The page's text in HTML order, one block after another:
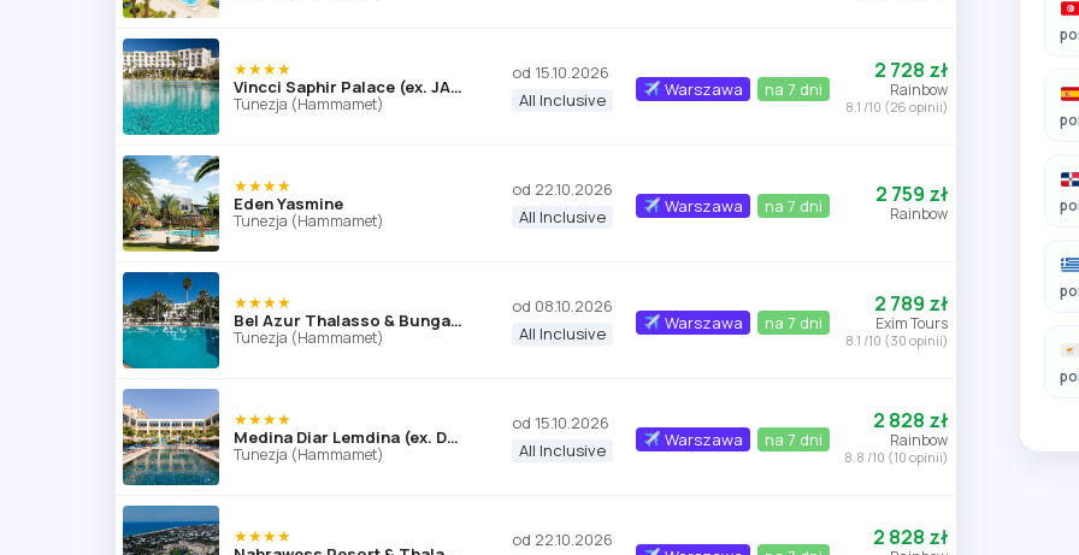
★★★★
Vincci Saphir Palace (ex. JAZ Saphir Palace)
Tunezja (Hammamet)
od 15.10.2026
All Inclusive
Warszawa na 7 dni
2 728 zł
Rainbow
8.1 /10 (26 opinii)
★★★★
Eden Yasmine
Tunezja (Hammamet)
od 22.10.2026
All Inclusive
Warszawa na 7 dni 2 759 zł
Rainbow
★★★★
Bel Azur Thalasso & Bungalows (ex Novostar Bel Azur)
Tunezja (Hammamet)
od 08.10.2026
All Inclusive
Warszawa na 7 dni
2 789 zł
Exim Tours
8.1 /10 (30 opinii)
★★★★
Medina Diar Lemdina (ex. Diar Lemdina)
Tunezja (Hammamet)
od 15.10.2026
All Inclusive
Warszawa na 7 dni
2 828 zł
Rainbow
8.8 /10 (10 opinii)
★★★★
od 22.10.2026
2 828 zł